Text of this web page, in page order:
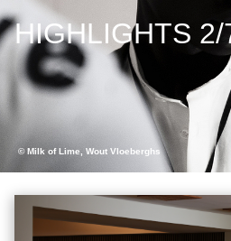
HIGHLIGHTS
© Milk of Lime, Wout Vloeberghs